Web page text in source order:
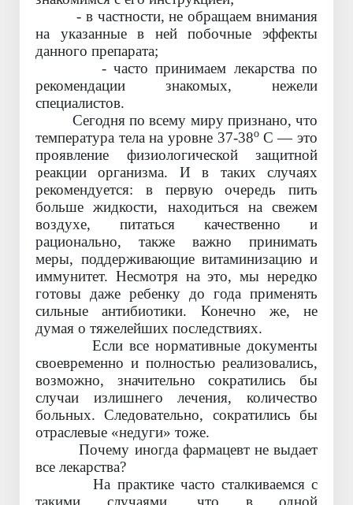
- в частности, не обращаем внимания
на указанные в ней побочные эффекты
данного препарата;
- часто принимаем лекарства по
рекомендации знакомых, нежели
специалистов.
Сегодня по всему миру признано, что
температура тела на уровне 37-38о С—это
проявление физиологической защитной
реакции организма. И в таких случаях
рекомендуется: в первую очередь пить
больше жидкости, находиться на свежем
воздухе, питаться качественно и
рационально, также важно принимать
меры, поддерживающие витаминизацию и
иммунитет. Несмотря на это, мы нередко
готовы даже ребенку до года применять
сильные антибиотики. Конечно же, не
думая о тяжелейших последствиях.
Если все нормативные документы
своевременно и полностью реализовались,
возможно, значительно сократились бы
случаи излишнего лечения, количество
больных. Следовательно, сократились бы
отраслевые «недуги» тоже.
Почему иногда фармацевт не выдает
все лекарства?
На практике часто сталкиваемся с
такими случаями, что в одной